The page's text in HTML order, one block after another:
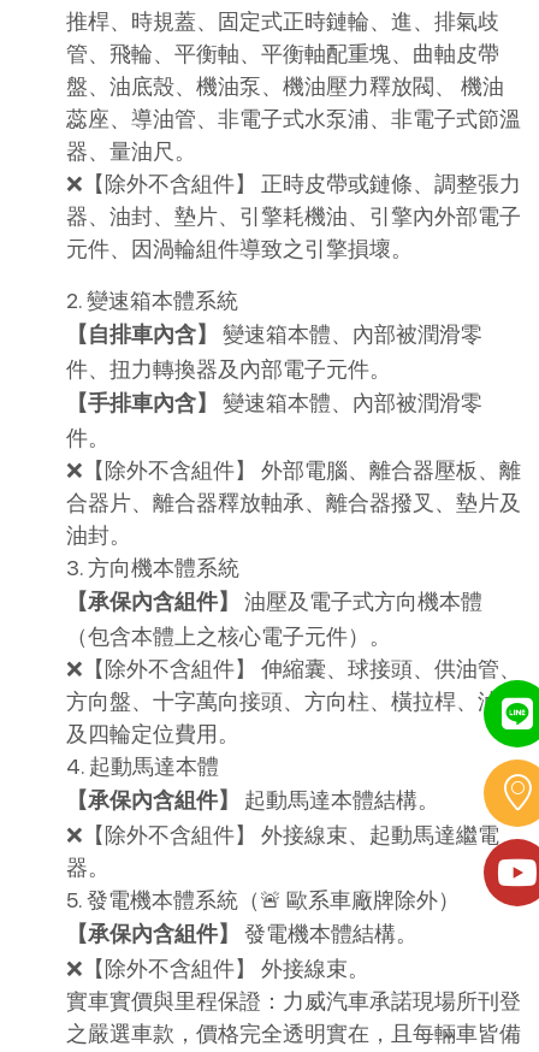
推桿、時規蓋、固定式正時鏈輪、進、排氣歧
管、飛輪、平衡軸、平衡軸配重塊、曲軸皮帶
盤、油底殼、機油泵、機油壓力釋放閥、 機油
蕊座、導油管、非電子式水泵浦、非電子式節溫
器、量油尺。
❌【除外不含組件】 正時皮帶或鏈條、調整張力
器、油封、墊片、引擎耗機油、引擎內外部電子
元件、因渦輪組件導致之引擎損壞。
2. 變速箱本體系統
【自排車內含】
變速箱本體、內部被潤滑零
件、扭力轉換器及內部電子元件。
【手排車內含】
變速箱本體、內部被潤滑零
件。
❌【除外不含組件】 外部電腦、離合器壓板、離
合器片、離合器釋放軸承、離合器撥叉、墊片及
油封。
3. 方向機本體系統
【承保內含組件】
油壓及電子式方向機本體
（包含本體上之核心電子元件）。
❌【除外不含組件】 伸縮囊、球接頭、供油管、
方向盤、十字萬向接頭、方向柱、橫拉桿、油泵
及四輪定位費用。
4. 起動馬達本體
【承保內含組件】
起動馬達本體結構。
❌【除外不含組件】 外接線束、起動馬達繼電
器。
5. 發電機本體系統（🚨 歐系車廠牌除外）
【承保內含組件】
發電機本體結構。
❌【除外不含組件】 外接線束。
實車實價與里程保證：力威汽車承諾現場所刊登
之嚴選車款，價格完全透明實在，且每輛車皆備